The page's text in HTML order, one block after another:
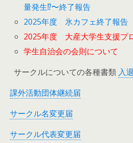
量発生⁉︎〜終了報告
2025年度 氷カフェ終了報告
2025年度 大産大学生支援プ
学生自治会の会則について
サークルについての各種書類 入
課外活動団体継続届
サークル名変更届
サークル代表変更届